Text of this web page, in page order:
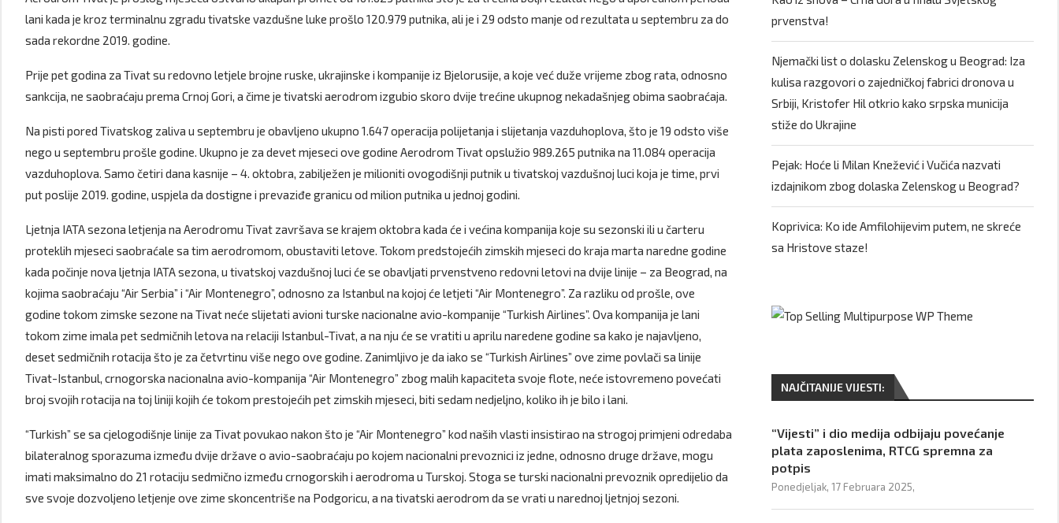
lani kada je kroz terminalnu zgradu tivatske vazdušne luke prošlo 120.979 putnika, ali je i 29 odsto manje od rezultata u septembru za do
sada rekordne 2019. godine.
Prije pet godina za Tivat su redovno letjele brojne ruske, ukrajinske i kompanije iz Bjelorusije, a koje već duže vrijeme zbog rata, odnosno
sankcija, ne saobraćaju prema Crnoj Gori, a čime je tivatski aerodrom izgubio skoro dvije trećine ukupnog nekadašnjeg obima saobraćaja.
Na pisti pored Tivatskog zaliva u septembru je obavljeno ukupno 1.647 operacija polijetanja i slijetanja vazduhoplova, što je 19 odsto više
nego u septembru prošle godine. Ukupno je za devet mjeseci ove godine Aerodrom Tivat opslužio 989.265 putnika na 11.084 operacija
vazduhoplova. Samo četiri dana kasnije – 4. oktobra, zabilježen je milioniti ovogodišnji putnik u tivatskoj vazdušnoj luci koja je time, prvi
put poslije 2019. godine, uspjela da dostigne i prevaziđe granicu od milion putnika u jednoj godini.
Ljetnja IATA sezona letjenja na Aerodromu Tivat završava se krajem oktobra kada će i većina kompanija koje su sezonski ili u čarteru
proteklih mjeseci saobraćale sa tim aerodromom, obustaviti letove. Tokom predstojećih zimskih mjeseci do kraja marta naredne godine
kada počinje nova ljetnja IATA sezona, u tivatskoj vazdušnoj luci će se obavljati prvenstveno redovni letovi na dvije linije – za Beograd, na
kojima saobraćaju “Air Serbia” i “Air Montenegro”, odnosno za Istanbul na kojoj će letjeti “Air Montenegro”. Za razliku od prošle, ove
godine tokom zimske sezone na Tivat neće slijetati avioni turske nacionalne avio-kompanije “Turkish Airlines”. Ova kompanija je lani
tokom zime imala pet sedmičnih letova na relaciji Istanbul-Tivat, a na nju će se vratiti u aprilu naredene godine sa kako je najavljeno,
deset sedmičnih rotacija što je za četvrtinu više nego ove godine. Zanimljivo je da iako se “Turkish Airlines” ove zime povlači sa linije
Tivat-Istanbul, crnogorska nacionalna avio-kompanija “Air Montenegro” zbog malih kapaciteta svoje flote, neće istovremeno povećati
broj svojih rotacija na toj liniji kojih će tokom prestojećih pet zimskih mjeseci, biti sedam nedjeljno, koliko ih je bilo i lani.
“Turkish” se sa cjelogodišnje linije za Tivat povukao nakon što je “Air Montenegro” kod naših vlasti insistirao na strogoj primjeni odredaba
bilateralnog sporazuma između dvije države o avio-saobraćaju po kojem nacionalni prevoznici iz jedne, odnosno druge države, mogu
imati maksimalno do 21 rotaciju sedmično između crnogorskih i aerodroma u Turskoj. Stoga se turski nacionalni prevoznik opredijelio da
sve svoje dozvoljeno letjenje ove zime skoncentriše na Podgoricu, a na tivatski aerodrom da se vrati u narednoj ljetnjoj sezoni.
prvenstva!
Njemački list o dolasku Zelenskog u Beograd: Iza
kulisa razgovori o zajedničkoj fabrici dronova u
Srbiji, Kristofer Hil otkrio kako srpska municija
stiže do Ukrajine
Pejak: Hoće li Milan Knežević i Vučića nazvati
izdajnikom zbog dolaska Zelenskog u Beograd?
Koprivica: Ko ide Amfilohijevim putem, ne skreće
sa Hristove staze!
NAJČITANIJE VIJESTI:
“Vijesti” i dio medija odbijaju povećanje
plata zaposlenima, RTCG spremna za
potpis
Ponedjeljak, 17 Februara 2025,